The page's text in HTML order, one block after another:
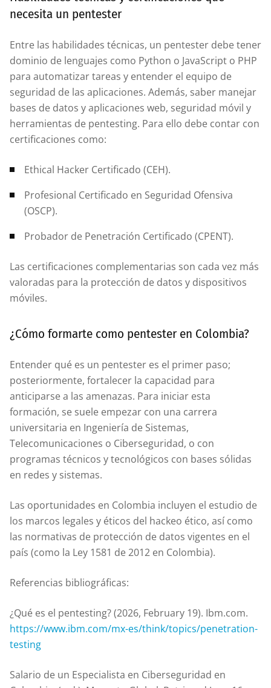
necesita un pentester
Entre las habilidades técnicas, un pentester debe tener
dominio de lenguajes como Python o JavaScript o PHP
para automatizar tareas y entender el equipo de
seguridad de las aplicaciones. Además, saber manejar
bases de datos y aplicaciones web, seguridad móvil y
herramientas de pentesting. Para ello debe contar con
certificaciones como:
Ethical Hacker Certificado (CEH).
Profesional Certificado en Seguridad Ofensiva
(OSCP).
Probador de Penetración Certificado (CPENT).
Las certificaciones complementarias son cada vez más
valoradas para la protección de datos y dispositivos
móviles.
¿Cómo formarte como pentester en Colombia?
Entender qué es un pentester es el primer paso;
posteriormente, fortalecer la capacidad para
anticiparse a las amenazas. Para iniciar esta
formación, se suele empezar con una carrera
universitaria en Ingeniería de Sistemas,
Telecomunicaciones o Ciberseguridad, o con
programas técnicos y tecnológicos con bases sólidas
en redes y sistemas.
Las oportunidades en Colombia incluyen el estudio de
los marcos legales y éticos del hackeo ético, así como
las normativas de protección de datos vigentes en el
país (como la Ley 1581 de 2012 en Colombia).
Referencias bibliográficas:
¿Qué es el pentesting? (2026, February 19). Ibm.com.
https://www.ibm.com/mx-es/think/topics/penetration-
testing
Salario de un Especialista en Ciberseguridad en